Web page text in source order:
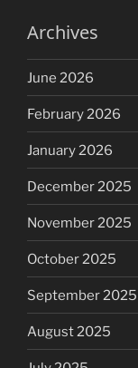
Archives
June 2026
February 2026
January 2026
December 2025
November 2025
October 2025
September 2025
August 2025